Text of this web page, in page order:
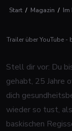
Start / Magazin / Im
Trailer über YouTube
Stell dir vor: Du
gehabt, 25 Jahre
dich
wieder so tust,
baskischen